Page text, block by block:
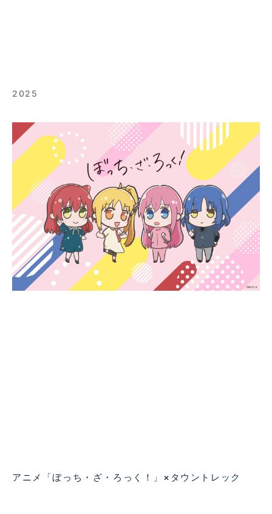
2025
アニメ「ぼっち・ざ・ろっく！」×タウントレック